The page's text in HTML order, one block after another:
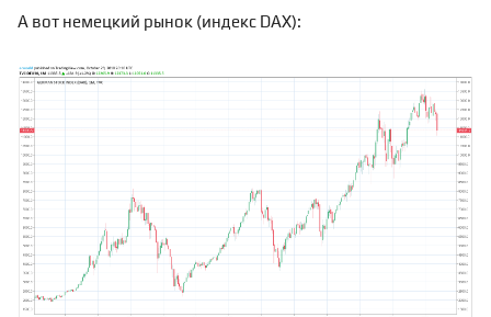
А вот немецкий рынок (индекс DAX):